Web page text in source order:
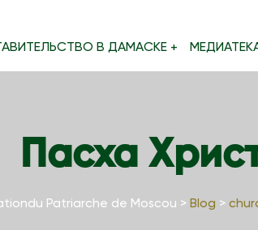
В ДАМАСКЕ
Пасха
Patriarche de Moscou > Blog >